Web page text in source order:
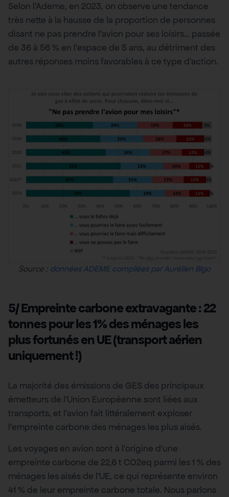
Selon l’Ademe, en 2023, on observe une tendance
très nette à la hausse de la proportion de personnes
disant ne pas prendre l’avion pour ses loisirs… passée
de 36 à 56 % en l’espace de 5 ans, au détriment des
autres réponses moins favorables à ce type d’action.
Source : données ADEME compilées par Aurélien Bigo
5/ Empreinte carbone extravagante : 22
tonnes pour les 1% des ménages les
plus fortunés en UE (transport aérien
uniquement !)
La majorité des émissions de GES des principaux
émetteurs de l’Union Européenne sont liées aux
transports, et l’avion fait littéralement exploser
l’empreinte carbone des ménages les plus aisés.
Les voyages en avion sont à l’origine d’une
empreinte carbone de 22,6 t CO2eq parmi les 1 % des
ménages les aisés de l’UE, ce qui représente environ
41 % de leur empreinte carbone totale. Nous parlons